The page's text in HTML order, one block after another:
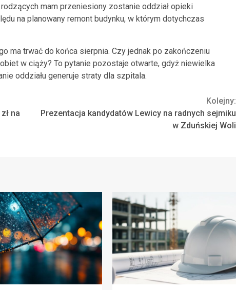
mam przeniesiony zostanie oddział opieki
na planowany remont budynku, w którym dotychczas
ma trwać do końca sierpnia. Czy jednak po zakończeniu
w ciąży? To pytanie pozostaje otwarte, gdyż niewielka
oddziału generuje straty dla szpitala.
na
Kolejny:
Prezentacja kandydatów Lewicy na radnych sejmiku
w Zduńskiej Woli